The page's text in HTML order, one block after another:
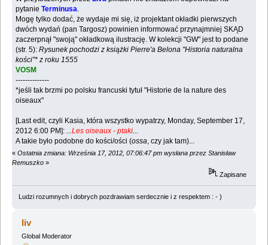
pytanieTerminusa
Mogę tylko dodać, że wydaje mi się, iż projektant okładki pierwszych
dwóch wydań (pan Targosz) powinien informować przynajmniej SKĄD
zaczerpnął "swoją" okładkową ilustrację. W kolekcji "GW" jest to podane
(str. 5):Rysunek pochodzi z książki Pierre'a Belona "Historia naturalna
kości"* z roku 1555
VOSM
--------------
*jeśli tak brzmi po polsku francuski tytuł "Historie de la nature des
oiseaux"
[Last edit, czyli Kasia, która wszystko wypatrzy, Monday, September 17,
2012 6:00 PM]:
...Les oiseaux - ptaki
A takie było podobne do kości/ości (ossa , czy jak tam)...
« Ostatnia zmiana: Września 17, 2012, 07:06:47 pm wysłana przez Stanisław
Remuszko »
Zapisane
Ludzi rozumnych i dobrych pozdrawiam serdecznie i z respektem : - )
liv
Global Moderator